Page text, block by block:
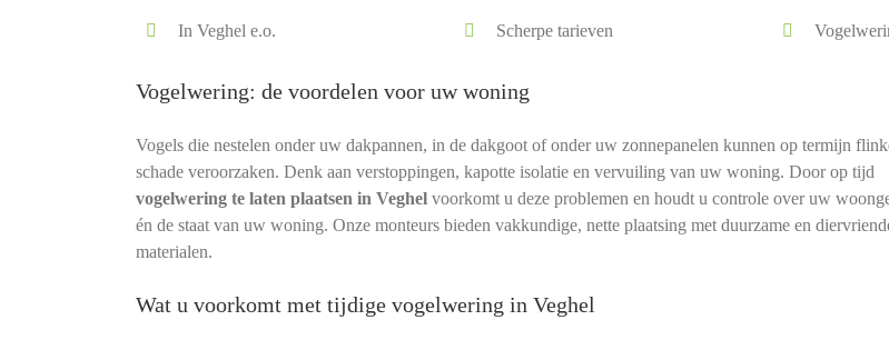
In Veghel e.o. Scherpe tarieven
Vogelwering: de voordelen voor uw woning
Vogels die nestelen onder uw dakpannen, in de dakgoot of onder uw zonnepanelen kunnen op termijn
schade veroorzaken. Denk aan verstoppingen, kapotte isolatie en vervuiling van uw woning. Door op tijd
vogelwering te laten plaatsen in Veghelvoorkomt u deze problemen en houdt u controle over uw
én de staat van uw woning. Onze monteurs bieden vakkundige, nette plaatsing met duurzame en
materialen.
Wat u voorkomt met tijdige vogelwering in Veghel